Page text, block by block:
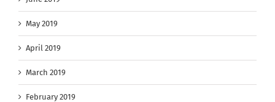
May 2019
April 2019
March 2019
February 2019